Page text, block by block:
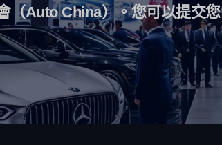
（Auto China）。您可以提交